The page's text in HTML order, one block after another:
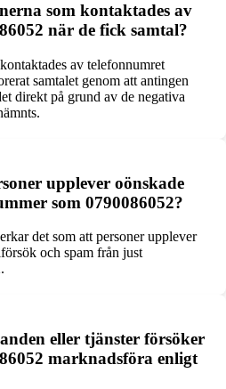
som kontaktades av
när de fick samtal?
av telefonnumret
samtalet genom att antingen
direkt på grund av de negativa
upplever oönskade
som 0790086052?
det som att personer upplever
och spam från just
eller tjänster försöker
marknadsföra enligt